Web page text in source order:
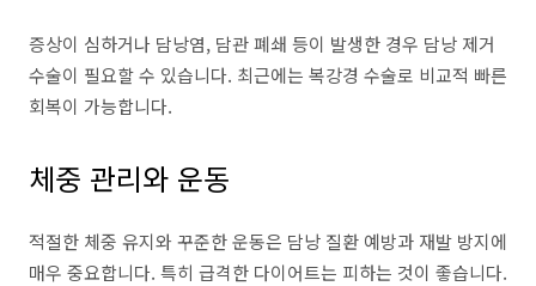
증상이 심하거나 담낭염, 담관 폐쇄 등이 발생한 경우 담낭 제거
수술이 필요할 수 있습니다. 최근에는 복강경 수술로 비교적 빠른
회복이 가능합니다.
체중 관리와 운동
적절한 체중 유지와 꾸준한 운동은 담낭 질환 예방과 재발 방지에
매우 중요합니다. 특히 급격한 다이어트는 피하는 것이 좋습니다.